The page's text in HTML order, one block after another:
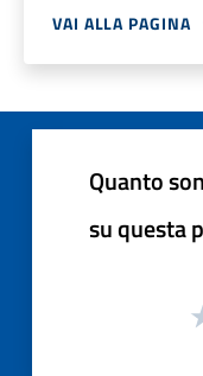
VAI ALLA PAGINA
Quanto
su questa